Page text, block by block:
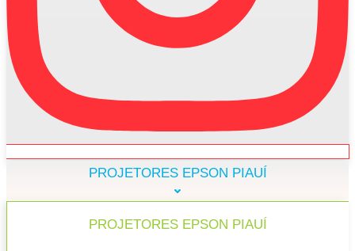
PROJETORES EPSON PIAUÍ
PROJETORES EPSON PIAUÍ